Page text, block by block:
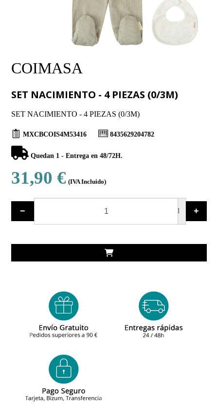
COIMASA
SET NACIMIENTO - 4 PIEZAS (0/3M)
SET NACIMIENTO - 4 PIEZAS (0/3M)
MXCBCOIS4M53416 8435629204782
Quedan 1 - Entrega en 48/72H.
31,90 € (IVA Incluido)
− ud +